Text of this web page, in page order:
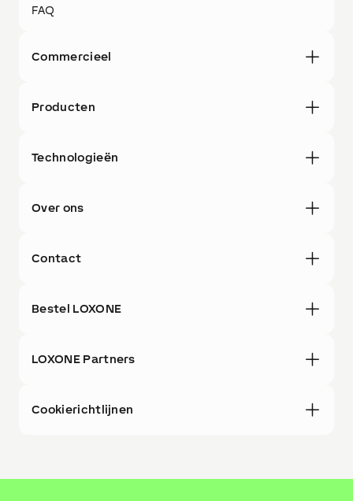
FAQ
Commercieel
Producten
Technologieën
Over ons
Contact
Bestel LOXONE
LOXONE Partners
Cookierichtlijnen